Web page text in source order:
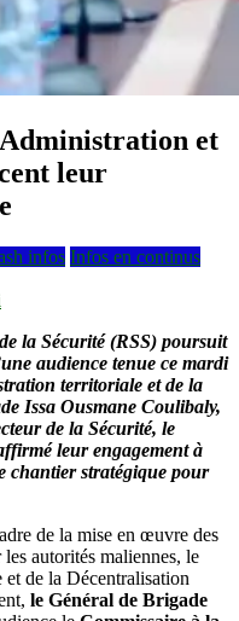
et
leur
infos Infos en continus
la Sécurité (RSS) poursuit
audience tenue ce mardi
territoriale et de la
Issa Ousmane Coulibaly,
de la Sécurité, le
leur engagement à
chantier stratégique pour
de la mise en œuvre des
autorités maliennes, le
de la Décentralisation
le Général de Brigade